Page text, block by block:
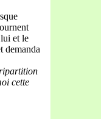
et le
demanda
tion
cette